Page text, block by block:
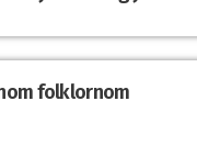
folklornom